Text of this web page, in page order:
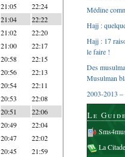
21:05 22:24
21:04 22:22
21:02 22:20
21:00 22:17
20:58 22:15
20:56 22:13
20:54 22:11
20:53 22:08
20:51 22:06
20:49 22:04
20:47 22:02
20:45 21:59
Médine
Hajj :
Hajj : 17
le faire !
Des
Musulman
2003-2013 –
Le
La